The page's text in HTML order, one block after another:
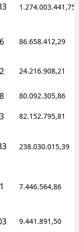
1.274.003.441,75
86.658.412,29
24.216.908,21
80.092.305,86
82.152.795,81
238.030.015,39
7.446.564,86
9.441.891,50